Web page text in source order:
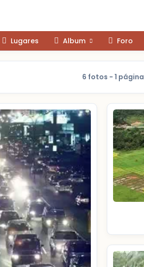
Lugares Album Foro
6 fotos - 1 página